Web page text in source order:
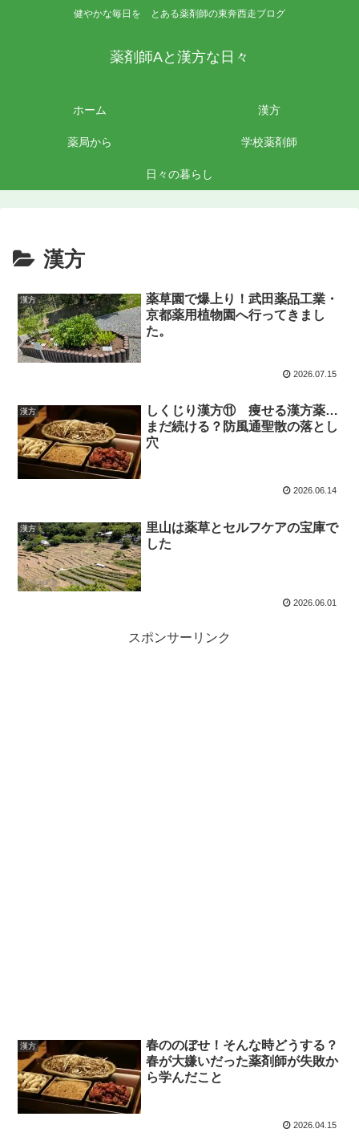
健やかな毎日を とある薬剤師の東奔西走ブログ
薬剤師Aと漢方な日々
ホーム 漢方
薬局から 学校薬剤師
日々の暮らし
漢方
漢方
薬草園で爆上り！武田薬品工業・
京都薬用植物園へ行ってきまし
た。
2026.07.15
漢方
しくじり漢方⑪ 痩せる漢方薬…
まだ続ける？防風通聖散の落とし
穴
2026.06.14
漢方
里山は薬草とセルフケアの宝庫で
した
2026.06.01
スポンサーリンク
漢方
春ののぼせ！そんな時どうする？
春が大嫌いだった薬剤師が失敗か
ら学んだこと
2026.04.15